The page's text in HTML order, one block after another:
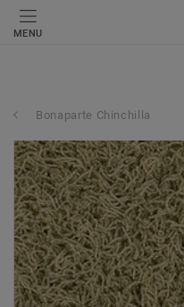
MENU
Bonaparte Chinchilla